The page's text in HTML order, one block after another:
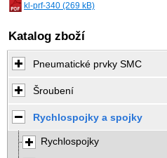
kl-prf-340 (269 kB)
Katalog zboží
Pneumatické prvky SMC
Šroubení
Rychlospojky a spojky
Rychlospojky